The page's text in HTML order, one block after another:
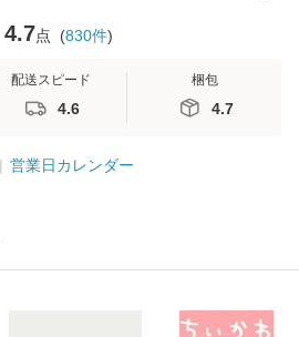
4.7点 (830件)
配送スピード
4.6
梱包
4.7
営業日カレンダー